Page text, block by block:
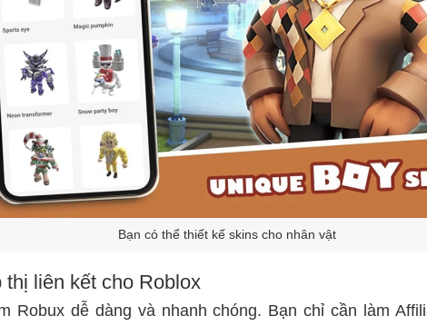
Bạn có thể thiết kế skins cho nhân vật
thị liên kết cho Roblox
Robux dễ dàng và nhanh chóng. Bạn chỉ cần làm